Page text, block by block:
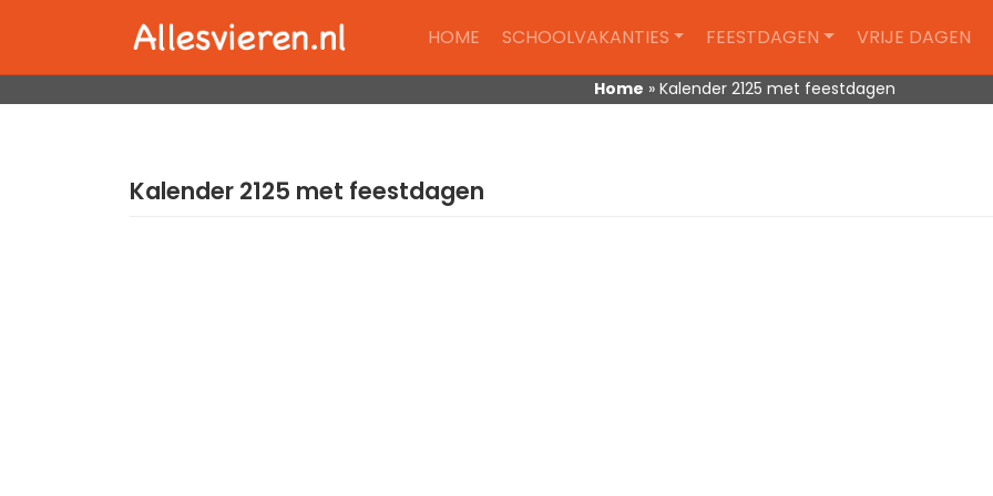
HOME SCHOOLVAKANTIES FEESTDAGEN VRIJE DAGEN
Home » Kalender 2125 met feestdagen
Kalender 2125 met feestdagen